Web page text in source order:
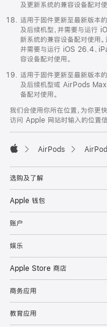
及更新系统的兼容设备配对使
适用于固件更新至最新版
及后续机型，并需要与运
新系统的兼容设备配对使用
并需要与运行 iOS 26.4、
容设备配对使用。
适用于固件更新至最新版
及后续机型或 AirPods Max
备配对使用。
我们会使用你所在位置，为你更
访问 Apple 网站时输入的位置信
AirPods
选购及了解
Apple 钱包
账户
娱乐
Apple Store 商店
商务应用
教育应用